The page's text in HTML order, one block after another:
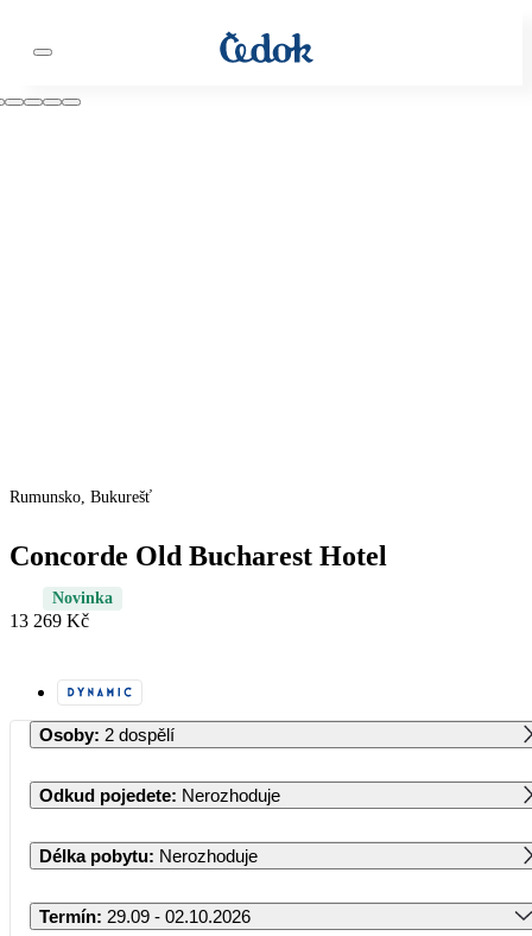
Rumunsko, Bukurešť
Concorde Old Bucharest Hotel
Novinka
13 269 Kč
Osoby: 2 dospělí
Odkud pojedete: Nerozhoduje
Délka pobytu: Nerozhoduje
Termín: 29.09 - 02.10.2026